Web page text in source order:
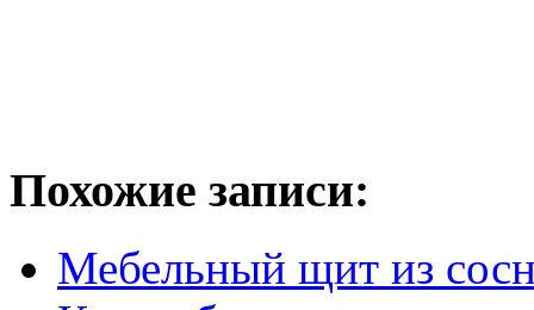
Похожие записи:
Мебельный щит из